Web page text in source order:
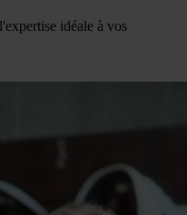
idéale à vos